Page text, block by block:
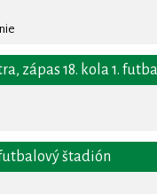
zápas 18. kola 1.
štadión